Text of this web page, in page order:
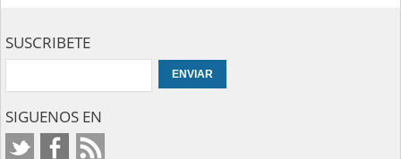
SUSCRIBETE
SIGUENOS EN